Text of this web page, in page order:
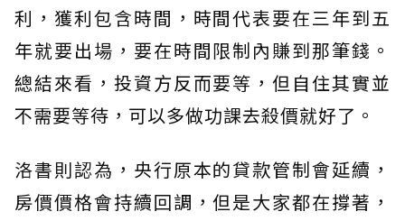
利，獲利包含時間，時間代表要在三年到五
年就要出場，要在時間限制內賺到那筆錢。
總結來看，投資方反而要等，但自住其實並
不需要等待，可以多做功課去殺價就好了。
洛書則認為，央行原本的貸款管制會延續，
房價價格會持續回調，但是大家都在撐著，